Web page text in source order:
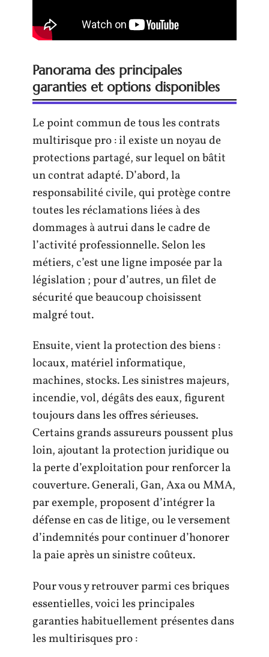
Panorama des principales
garanties et options disponibles
Le point commun de tous les contrats
multirisque pro : il existe un noyau de
protections partagé, sur lequel on bâtit
un contrat adapté. D’abord, la
responsabilité civile, qui protège contre
toutes les réclamations liées à des
dommages à autrui dans le cadre de
l’activité professionnelle. Selon les
métiers, c’est une ligne imposée par la
législation ; pour d’autres, un filet de
sécurité que beaucoup choisissent
malgré tout.
Ensuite, vient la protection des biens :
locaux, matériel informatique,
machines, stocks. Les sinistres majeurs,
incendie, vol, dégâts des eaux, figurent
toujours dans les offres sérieuses.
Certains grands assureurs poussent plus
loin, ajoutant la protection juridique ou
la perte d’exploitation pour renforcer la
couverture. Generali, Gan, Axa ou MMA,
par exemple, proposent d’intégrer la
défense en cas de litige, ou le versement
d’indemnités pour continuer d’honorer
la paie après un sinistre coûteux.
Pour vous y retrouver parmi ces briques
essentielles, voici les principales
garanties habituellement présentes dans
les multirisques pro :